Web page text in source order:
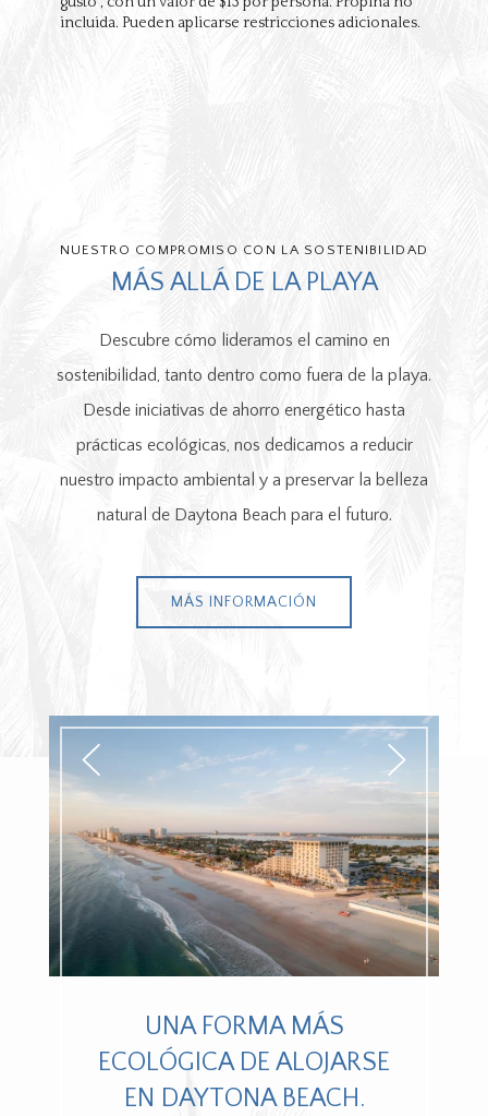
incluida. Pueden aplicarse restricciones adicionales.
NUESTRO COMPROMISO CON LA SOSTENIBILIDAD
MÁS ALLÁ DE LA PLAYA
Descubre cómo lideramos el camino en
sostenibilidad, tanto dentro como fuera de la playa.
Desde iniciativas de ahorro energético hasta
prácticas ecológicas, nos dedicamos a reducir
nuestro impacto ambiental y a preservar la belleza
natural de Daytona Beach para el futuro.
MÁS INFORMACIÓN
UNA FORMA MÁS
ECOLÓGICA DE ALOJARSE
EN DAYTONA BEACH.
Previous Next